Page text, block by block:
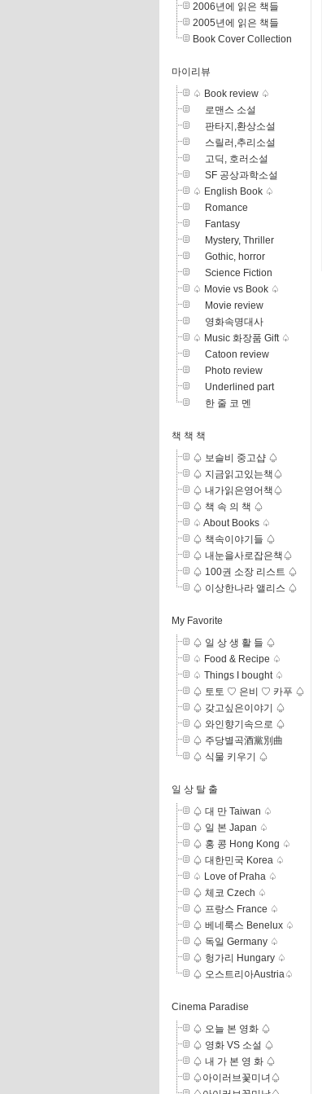
2006년에 읽은 책들
2005년에 읽은 책들
Book Cover Collection
마이리뷰
♤ Book review ♤
로맨스 소설
판타지,환상소설
스릴러,추리소설
고딕, 호러소설
SF 공상과학소설
♤ English Book ♤
Romance
Fantasy
Mystery, Thriller
Gothic, horror
Science Fiction
♤ Movie vs Book ♤
Movie review
영화속명대사
♤ Music 화장품 Gift ♤
Catoon review
Photo review
Underlined part
한 줄 코 멘
책 책 책
♤ 보슬비 중고샵 ♤
♤ 지금읽고있는책♤
♤ 내가읽은영어책♤
♤ 책 속 의 책 ♤
♤ About Books ♤
♤ 책속이야기들 ♤
♤ 내눈을사로잡은책♤
♤ 100권 소장 리스트 ♤
♤ 이상한나라 앨리스 ♤
My Favorite
♤ 일 상 생 활 들 ♤
♤ Food & Recipe ♤
♤ Things I bought ♤
♤ 토토 ♡ 은비 ♡ 카푸 ♤
♤ 갖고싶은이야기 ♤
♤ 와인향기속으로 ♤
♤ 주당별곡酒黨別曲
♤ 식물 키우기 ♤
일 상 탈 출
♤ 대 만 Taiwan ♤
♤ 일 본 Japan ♤
♤ 홍 콩 Hong Kong ♤
♤ 대한민국 Korea ♤
♤ Love of Praha ♤
♤ 체코 Czech ♤
♤ 프랑스 France ♤
♤ 베네룩스 Benelux ♤
♤ 독일 Germany ♤
♤ 헝가리 Hungary ♤
♤ 오스트리아Austria♤
Cinema Paradise
♤ 오늘 본 영화 ♤
♤ 영화 VS 소설 ♤
♤ 내 가 본 영 화 ♤
♤아이러브꽃미녀♤